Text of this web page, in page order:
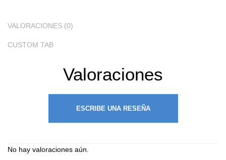
VALORACIONES (0)
CUSTOM TAB
Valoraciones
ESCRIBE UNA RESEÑA
No hay valoraciones aún.